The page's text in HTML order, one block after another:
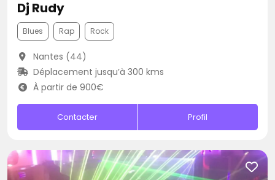
Dj Rudy
Blues Rap Rock
Nantes (44)
Déplacement jusqu’à 300 kms
À partir de 900€
Contacter Profil